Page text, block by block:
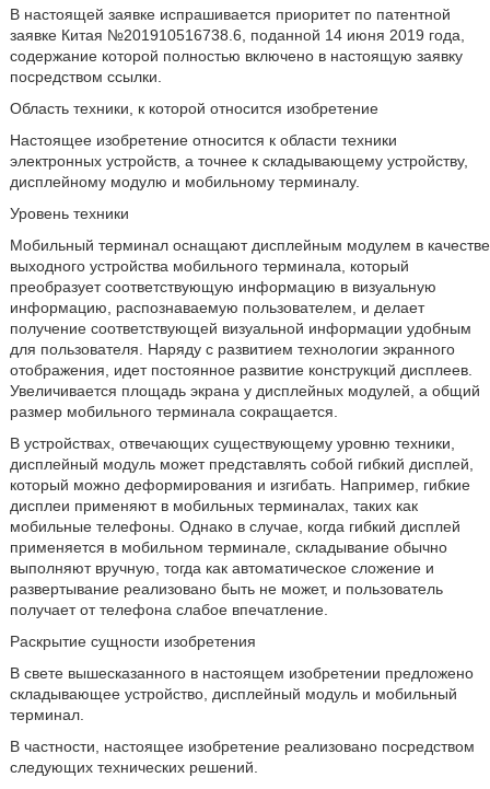
В настоящей заявке испрашивается приоритет по патентной
заявке Китая №201910516738.6, поданной 14 июня 2019 года,
содержание которой полностью включено в настоящую заявку
посредством ссылки.
Область техники, к которой относится изобретение
Настоящее изобретение относится к области техники
электронных устройств, а точнее к складывающему устройству,
дисплейному модулю и мобильному терминалу.
Уровень техники
Мобильный терминал оснащают дисплейным модулем в качестве
выходного устройства мобильного терминала, который
преобразует соответствующую информацию в визуальную
информацию, распознаваемую пользователем, и делает
получение соответствующей визуальной информации удобным
для пользователя. Наряду с развитием технологии экранного
отображения, идет постоянное развитие конструкций дисплеев.
Увеличивается площадь экрана у дисплейных модулей, а общий
размер мобильного терминала сокращается.
В устройствах, отвечающих существующему уровню техники,
дисплейный модуль может представлять собой гибкий дисплей,
который можно деформирования и изгибать. Например, гибкие
дисплеи применяют в мобильных терминалах, таких как
мобильные телефоны. Однако в случае, когда гибкий дисплей
применяется в мобильном терминале, складывание обычно
выполняют вручную, тогда как автоматическое сложение и
развертывание реализовано быть не может, и пользователь
получает от телефона слабое впечатление.
Раскрытие сущности изобретения
В свете вышесказанного в настоящем изобретении предложено
складывающее устройство, дисплейный модуль и мобильный
терминал.
В частности, настоящее изобретение реализовано посредством
следующих технических решений.